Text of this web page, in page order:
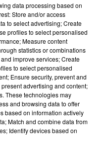
cette saison, et
musicales et
à septembre. Le visiteur
contes, issus de la
de 11 000 visiteursont
data processing based on
Store and/or access
to select advertising; Create
profiles to select personalised
Measure content
statistics or combinations
improve services; Create
to select personalised
Ensure security, prevent and
advertising and content;
These technologies may
and browsing data to offer
based on information actively
Match and combine data from
Identify devices based on